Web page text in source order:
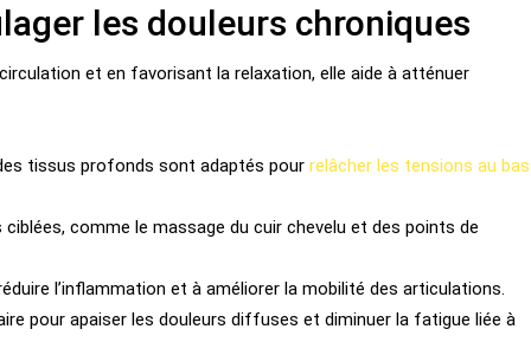
les douleurs chroniques
et en favorisant la relaxation, elle aide à atténuer
tissus profonds sont adaptés pour relâcher les tensions au bas
comme le massage du cuir chevelu et des points de
l’inflammation et à améliorer la mobilité des articulations.
pour apaiser les douleurs diffuses et diminuer la fatigue liée à